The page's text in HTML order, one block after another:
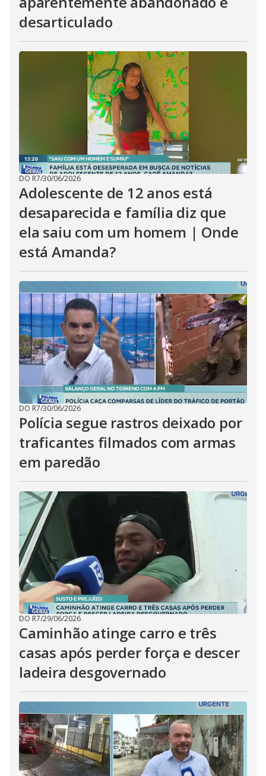
desarticulado
DO R7/30/06/2026
Adolescente de 12 anos está
desaparecida e família diz que
ela saiu com um homem | Onde
está Amanda?
DO R7/30/06/2026
Polícia segue rastros deixado por
traficantes filmados com armas
em paredão
DO R7/29/06/2026
Caminhão atinge carro e três
casas após perder força e descer
ladeira desgovernado